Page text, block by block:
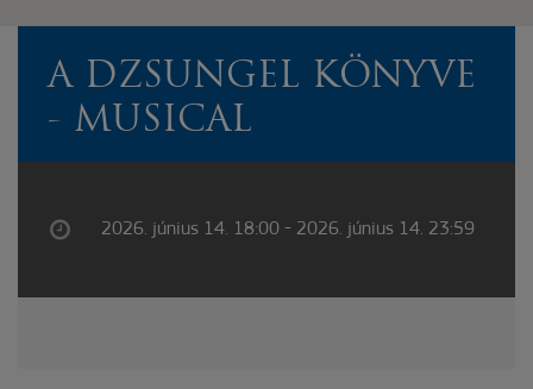
A DZSUNGEL KÖNYVE
- MUSICAL
2026. június 14. 18:00 - 2026. június 14. 23:59